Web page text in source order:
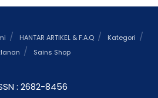
HANTAR ARTIKEL & F.A.Q
Kategori
Sains Shop
: 2682-8456